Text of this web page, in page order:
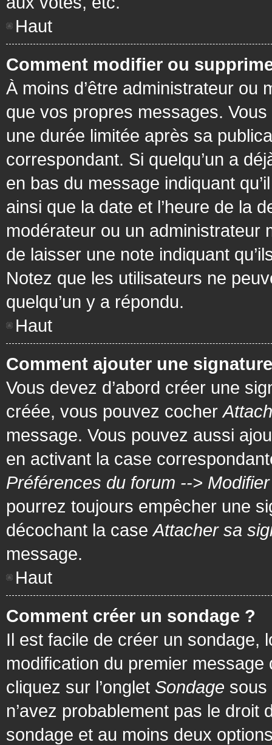
Haut
Comment modifier ou
À moins d’être administrateur ou
que vos propres messages.
une durée limitée après sa
correspondant. Si quelqu’un a
en bas du message indiquant
ainsi que la date et l’heure de la
modérateur ou un administrateur
de laisser une note indiquant
Notez que les utilisateurs ne
quelqu’un y a répondu.
Haut
Comment ajouter une
Vous devez d’abord créer une
créée, vous pouvez cocher
message. Vous pouvez aussi
en activant la case
Préférences du forum -->
pourrez toujours empêcher une
décochant la caseAttacher sa
message.
Haut
Comment créer un sondage ?
Il est facile de créer un sondage,
modification du premier
cliquez sur l’onglet Sondage sous
n’avez probablement pas le
sondage et au moins deux